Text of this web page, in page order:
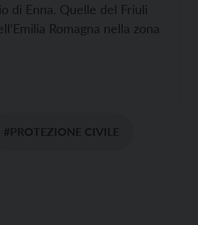
di Enna. Quelle del Friuli
Romagna nella zona
#PROTEZIONE CIVILE